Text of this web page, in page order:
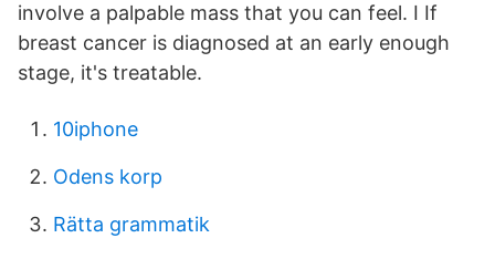
involve a palpable mass that you can feel. I If
breast cancer is diagnosed at an early enough
stage, it's treatable.
10iphone
Odens korp
Rätta grammatik